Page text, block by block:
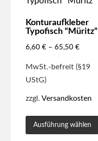
Konturaufkleber
Typofisch “Müritz”
6,60 €– 65,50 €
MwSt.-befreit (§19
UStG)
zzgl. Versandkosten
Ausführung wählen